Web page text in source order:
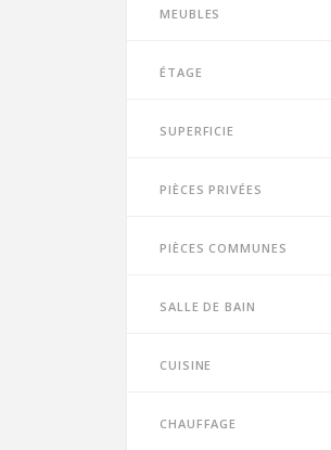
Meubles
Étage
Superficie
Pièces privées
Pièces communes
Salle de bain
Cuisine
Chauffage